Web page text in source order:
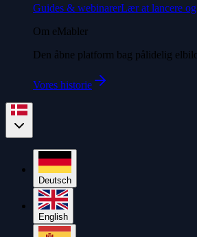
Guides & webinarerLær at lancere
Om eMabler
Den åbne platform bag pålidelig
Vores historie
Deutsch
English